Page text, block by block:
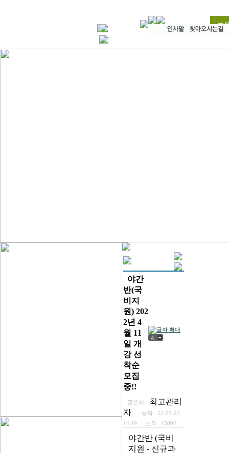
야간
반(국
비지
원) 202
2년 4
월 11
일 개
강 선
착순
모집
중!!
글쓴이 : 최고관리
자
날짜 : 22-03-23
14:49
조회 : 15092
야간반 (국비
지원 - 신규과